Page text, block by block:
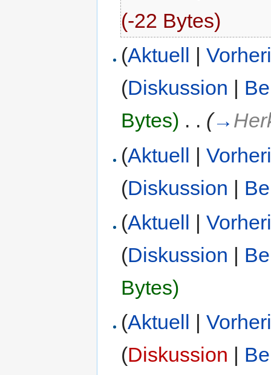
(-22 Bytes)
(Aktuell |
(Diskussion |
Bytes) . . (→
(Aktuell |
(Diskussion |
(Aktuell |
(Diskussion |
Bytes)
(Aktuell |
(Diskussion